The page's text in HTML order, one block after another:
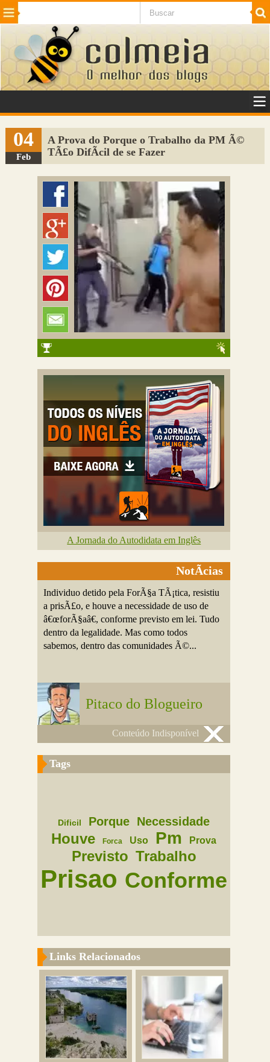
Beleza Cinema e TV
Internet Jogos NotÃ­cias SaÃºde
VeÃ­culos Adulto
Sugerir Link
Adicionar Blog
Colmeia Exchange
Perguntas Frequentes
04
Feb
A Prova do Porque o Trabalho da PM Ã©
TÃ£o DifÃ­cil de se Fazer
A Jornada do Autodidata em Inglês
NotÃ­cias
Individuo detido pela ForÃ§a TÃ¡tica, resistiu
a prisÃ£o, e houve a necessidade de uso de
â€œforÃ§aâ€, conforme previsto em lei. Tudo
dentro da legalidade. Mas como todos
sabemos, dentro das comunidades Ã©...
Pitaco do Blogueiro
Conteúdo Indisponível
Tags
Dificil Porque Necessidade
Houve Forca Uso Pm Prova
Previsto Trabalho
Prisao Conforme
Links Relacionados